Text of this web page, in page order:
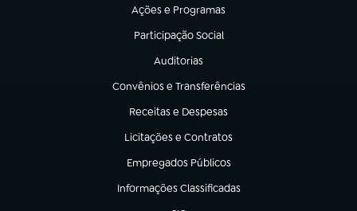
Ações e Programas
(abre em nova aba)
Participação Social
(abre em nova aba)
Auditorias
(abre em nova aba)
Convênios e Transferências
(abre em nova aba)
Receitas e Despesas
(abre em nova aba)
Licitações e Contratos
(abre em nova aba)
Empregados Públicos
(abre em nova aba)
Informações Classificadas
(abre em nova aba)